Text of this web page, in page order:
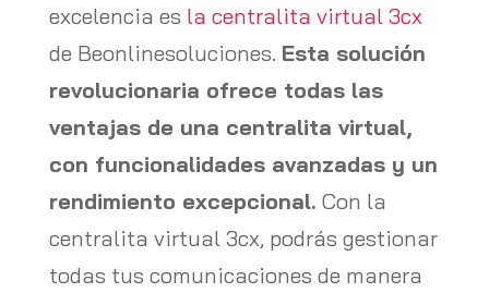
excelencia es la centralita virtual 3cx
de Beonlinesoluciones. Esta solución
revolucionaria ofrece todas las
ventajas de una centralita virtual,
con funcionalidades avanzadas y un
rendimiento excepcional.Con la
centralita virtual 3cx, podrás gestionar
todas tus comunicaciones de manera